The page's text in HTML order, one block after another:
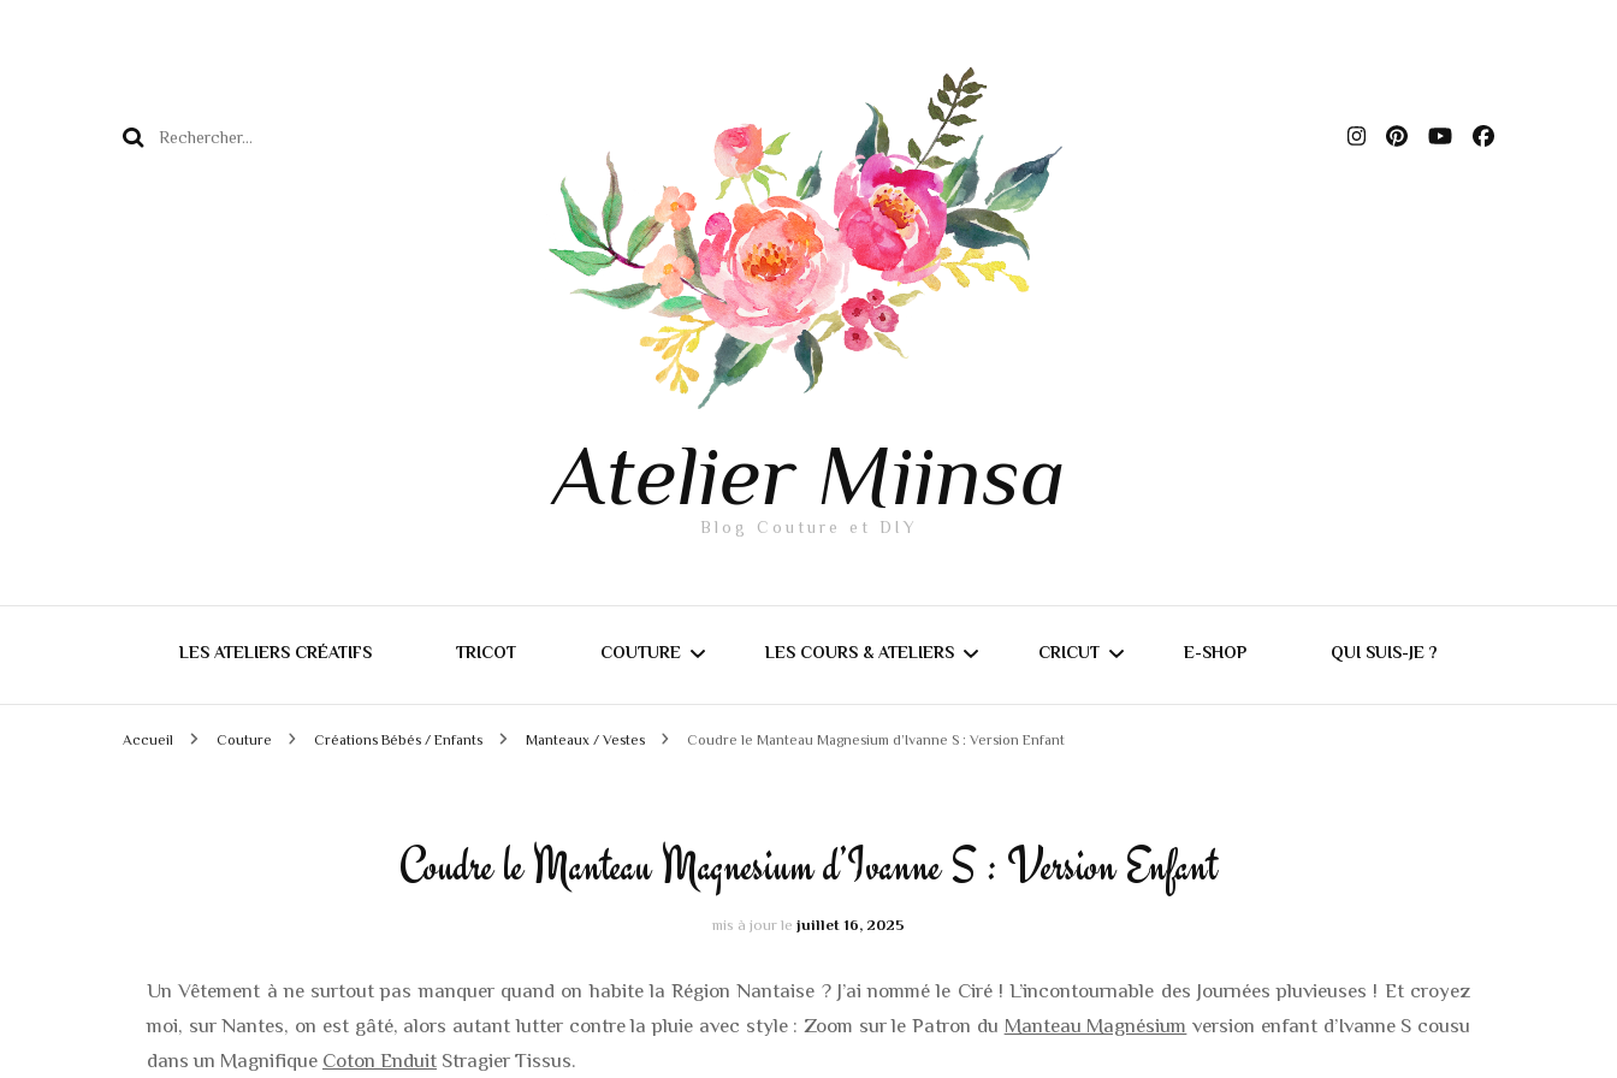
Rechercher :
Atelier Miinsa
Blog Couture et DIY
LES ATELIERS CRÉATIFS TRICOT COUTURE
JOURNAL COUTURE
HAUTS DIVERS
CRÉATIONS BÉBÉS /
ENFANTS
SWEATS / GILETS
LES COURS & ATELIERS
MERCERINE ORVAULT
CRICUT E-SHOP QUI SUIS-JE ?
Accueil Couture Créations Bébés / Enfants Manteaux / Vestes Coudre le Manteau Magnesium d’Ivanne S : Version Enfant
Coudre le Manteau Magnesium d’Ivanne S : Version Enfant
mis à jour le juillet 16, 2025
Un Vêtement à ne surtout pas manquer quand on habite la Région Nantaise ? J’ai nommé le Ciré ! L’incontournable des Journées pluvieuses ! Et croyez
moi, sur Nantes, on est gâté, alors autant lutter contre la pluie avec style : Zoom sur le Patron du Manteau Magnésium version enfant d’Ivanne S cousu
dans un Magnifique Coton Enduit Stragier Tissus.